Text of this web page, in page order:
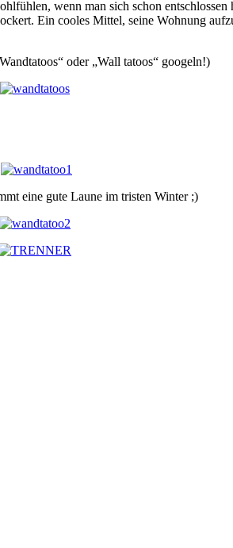
wenn man sich schon
Ein cooles Mittel, seine Wohnung
oder „Wall tatoos“ googeln!)
eine gute Laune im tristen Winter ;)